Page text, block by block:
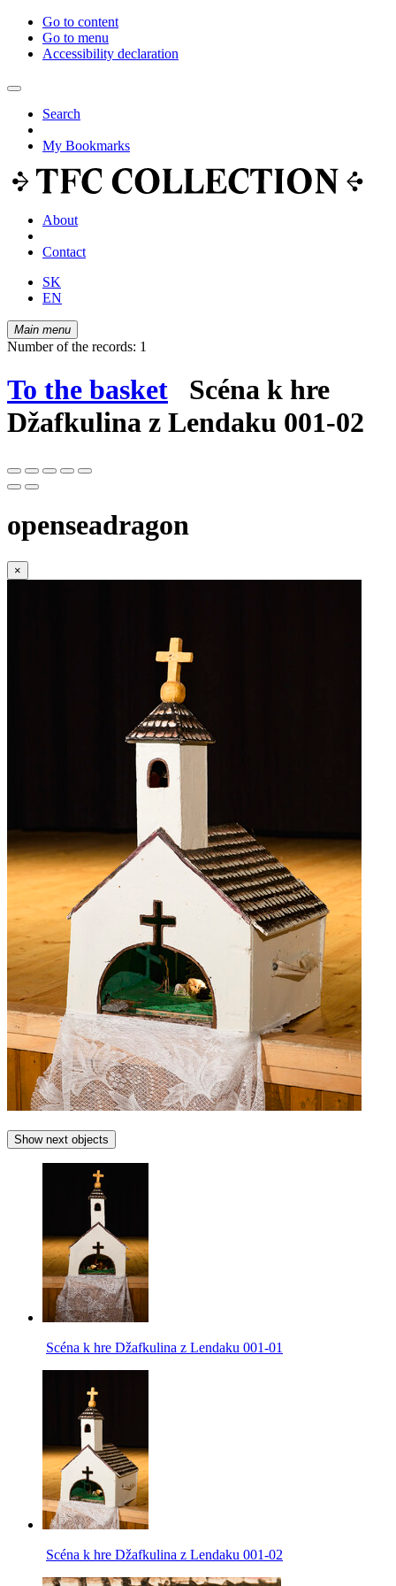
Go to content
Go to menu
Accessibility declaration
Search
My Bookmarks
About
Contact
SK
EN
Main menu
Number of the records: 1
To the basket Scéna k hre
Džafkulina z Lendaku 001-02
openseadragon
×
Show next objects
Scéna k hre Džafkulina z Lendaku 001-01
Scéna k hre Džafkulina z Lendaku 001-02